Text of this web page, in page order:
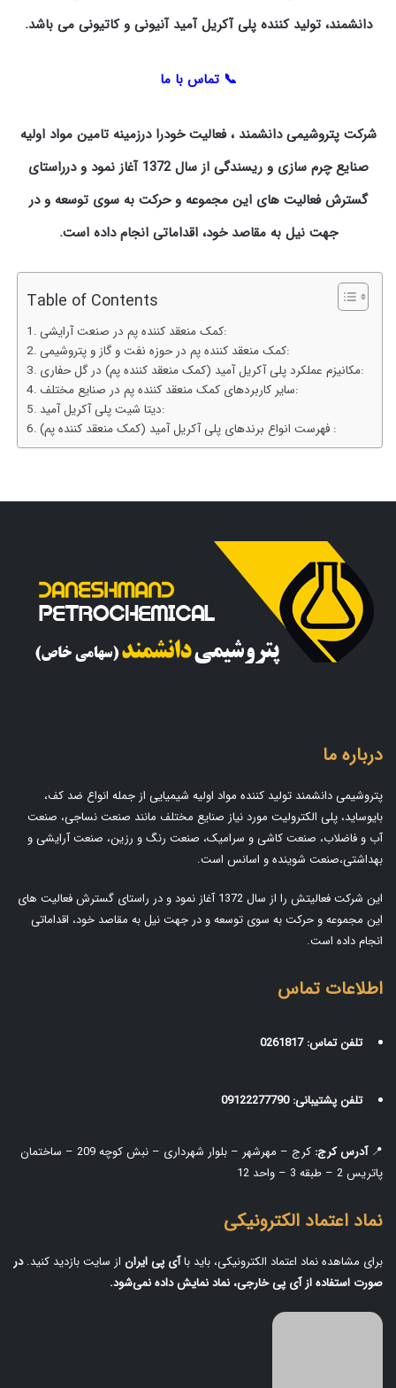
دانشمند، تولید کننده پلی آکریل آمید آنیونی و کاتیونی می باشد.
📞 تماس با ما
شرکت پتروشیمی دانشمند ، فعالیت خودرا درزمینه تامین مواد اولیه
صنایع چرم سازی و ریسندگی از سال 1372 آغاز نمود و درراستای
گسترش فعالیت های این مجموعه و حرکت به سوی توسعه و در
جهت نیل به مقاصد خود، اقداماتی انجام داده است.
Table of Contents
کمک منعقد کننده پم در صنعت آرایشی:
کمک منعقد کننده پم در حوزه نفت و گاز و پتروشیمی:
مکانیزم عملکرد پلی آکریل آمید (کمک منعقد کننده پم) در گل حفاری:
سایر کاربردهای کمک منعقد کننده پم در صنایع مختلف:
دیتا شیت پلی آکریل آمید:
فهرست انواع برندهای پلی آکریل آمید (کمک منعقد کننده پم) :
درباره ما
پتروشیمی دانشمند تولید کننده مواد اولیه شیمیایی از جمله انواع ضد کف،
بایوساید، پلی الکترولیت مورد نیاز صنایع مختلف مانند صنعت نساجی، صنعت
آب و فاضلاب، صنعت کاشی و سرامیک، صنعت رنگ و رزین، صنعت آرایشی و
بهداشتی،صنعت شوینده و اسانس است.
این شرکت فعالیتش را از سال 1372 آغاز نمود و در راستای گسترش فعالیت های
این مجموعه و حرکت به سوی توسعه و در جهت نیل به مقاصد خود، اقداماتی
انجام داده است.
اطلاعات تماس
تلفن تماس: 0261817
تلفن پشتیبانی: 09122277790
📍آدرس کرج:
کرج – مهرشهر – بلوار شهرداری – نبش کوچه 209 – ساختمان
پاتریس 2 – طبقه 3 – واحد 12
نماد اعتماد الکترونیکی
برای مشاهده نماد اعتماد الکترونیکی، باید باآی‌ پی ایران از سایت بازدید کنید.در
صورت استفاده از آی‌ پی خارجی، نماد نمایش داده نمی‌شود.